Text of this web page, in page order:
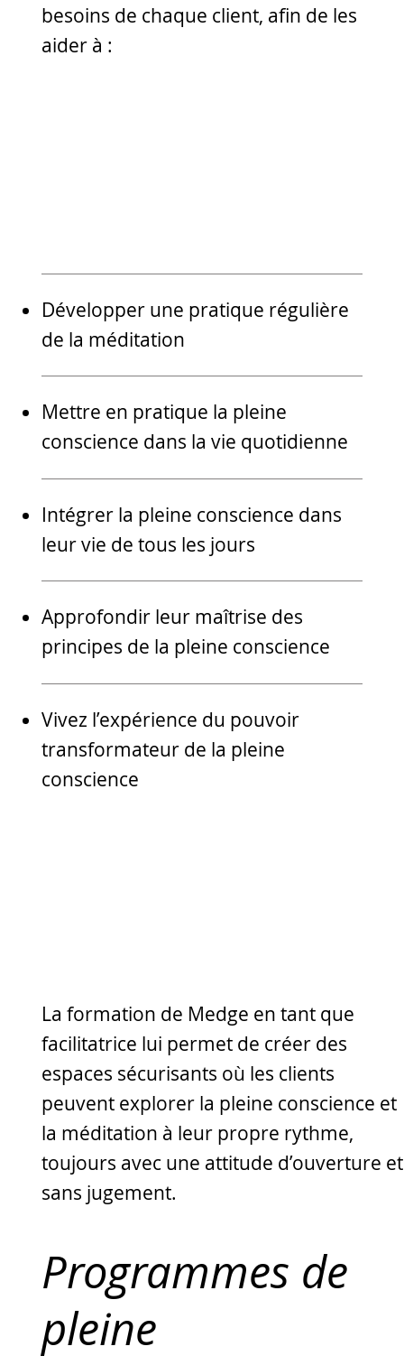
Programmes de
pleine
besoins de chaque client, afin de les
aider à :
Développer une pratique régulière
de la méditation
Mettre en pratique la pleine
conscience dans la vie quotidienne
Intégrer la pleine conscience dans
leur vie de tous les jours
Approfondir leur maîtrise des
principes de la pleine conscience
Vivez l’expérience du pouvoir
transformateur de la pleine
conscience
La formation de Medge en tant que
facilitatrice lui permet de créer des
espaces sécurisants où les clients
peuvent explorer la pleine conscience et
la méditation à leur propre rythme,
toujours avec une attitude d’ouverture et
sans jugement.